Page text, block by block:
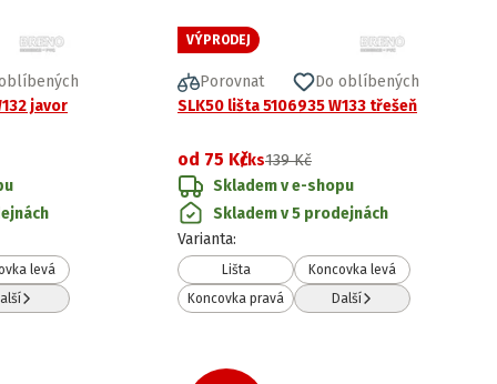
javor
levá
VÝPRODEJ
Porovnat
Do oblíbených
SLK50 lišta 5106935 W133 třešeň
od 75 Kč/ks139 Kč
Skladem v e-shopu
Skladem v 5 prodejnách
Varianta:
Lišta
Koncovka levá
Koncovka pravá
Další